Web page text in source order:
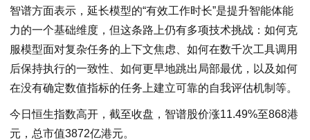
智谱方面表示，延长模型的“有效工作时长”是提升智能体能
力的一个基础维度，但这条路上仍有多项技术挑战：如何克
服模型面对复杂任务的上下文焦虑、如何在数千次工具调用
后保持执行的一致性、如何更早地跳出局部最优，以及如何
在没有确定数值指标的任务上建立可靠的自我评估机制等。
今日恒生指数高开，截至收盘，智谱股价涨11.49%至868港
元，总市值3872亿港元。